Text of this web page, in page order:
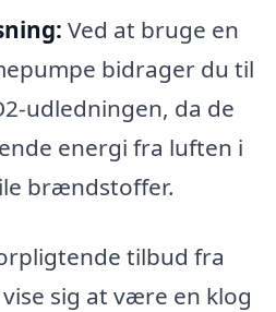
Ved at bruge en
bidrager du til
udledningen, da de
energi fra luften i
brændstoffer.
tilbud fra
sig at være en klog